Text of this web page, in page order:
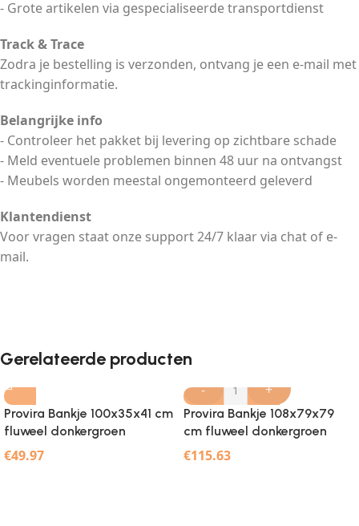
- Grote artikelen via gespecialiseerde transportdienst
Track & Trace
Zodra je bestelling is verzonden, ontvang je een e-mail met
trackinginformatie.
Belangrijke info
- Controleer het pakket bij levering op zichtbare schade
- Meld eventuele problemen binnen 48 uur na ontvangst
- Meubels worden meestal ongemonteerd geleverd
Klantendienst
Voor vragen staat onze support 24/7 klaar via chat of e-
mail.
Gerelateerde producten
Provira Bankje 100x35x41 cm
fluweel donkergroen
€49.97
- +
Provira Bankje 108x79x79
cm fluweel donkergroen
€115.63